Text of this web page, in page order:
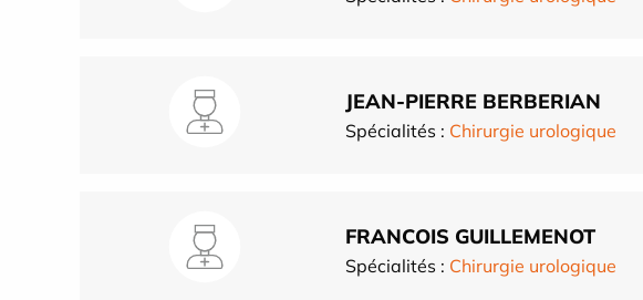
JEAN-PIERRE BERBERIAN
Spécialités : Chirurgie urologique
FRANCOIS GUILLEMENOT
Spécialités : Chirurgie urologique